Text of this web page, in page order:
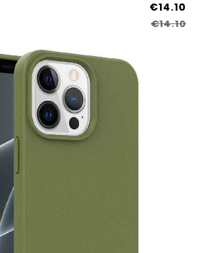
€14.10
€14.10